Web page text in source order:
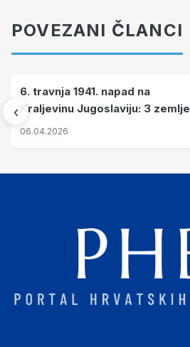
POVEZANI ČLANCI
‹
6. travnja 1941. napad na
Kraljevinu Jugoslaviju: 3 zemlje
nastale njenim raspadom
06.04.2026